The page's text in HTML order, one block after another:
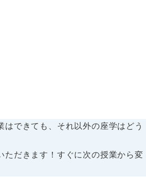
できても、それ以外の座学はどう
だきます！すぐに次の授業から変